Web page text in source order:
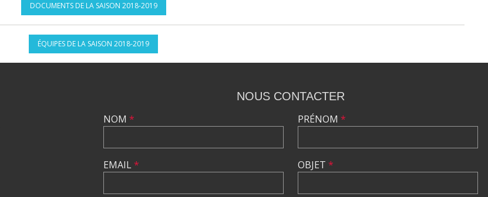
DOCUMENTS DE LA SAISON 2018-2019
ÉQUIPES DE LA SAISON 2018-2019
NOUS CONTACTER
NOM *
EMAIL*
PRÉNOM *
OBJET *